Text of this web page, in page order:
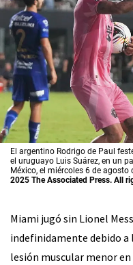
El argentino Rodrigo de Paul
el uruguayo Luis Suárez, en un
México, el miércoles 6 de
2025 The Associated Press. All
Miami jugó sin Lionel
indefinidamente debido a
lesión muscular menor